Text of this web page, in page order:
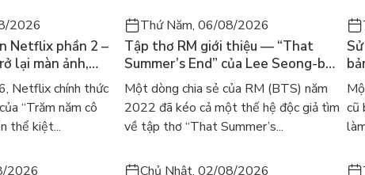
2026
Netflix phần 2 –
lại màn ảnh,
lại García
Netflix chính thức
“Trăm năm cô
thể kiệt...
Thứ Năm, 06/08/2026
Tập thơ RM giới thiệu — “That
Summer’s End” của Lee Seong-bok
ra mắt bản tiếng Anh sau 4 năm
gây sốt
Một dòng chia sẻ của RM (BTS) năm
2022 đã kéo cả một thế hệ độc giả tìm
về tập thơ “That Summer’s...
cũ
2026 Chủ Nhật, 02/08/2026